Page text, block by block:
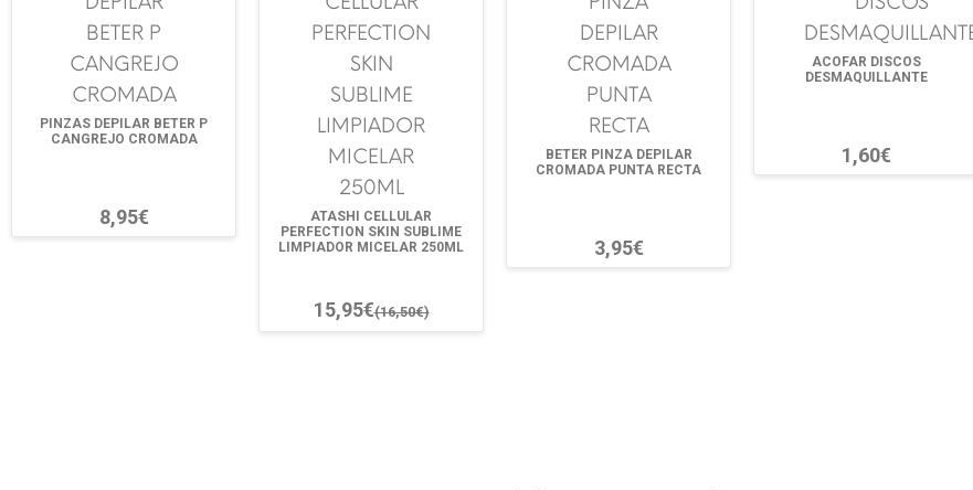
PINZAS DEPILAR BETER P
CANGREJO CROMADA
8,95€
ATASHI CELLULAR
PERFECTION SKIN SUBLIME
LIMPIADOR MICELAR 250ML
15,95€(16,50€)
BETER PINZA DEPILAR
CROMADA PUNTA RECTA
3,95€
ACOFAR DISCOS
DESMAQUILLANTE
1,60€